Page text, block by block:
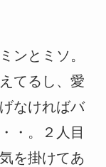
ンとミソ。
てるし、愛
なければバ
・。２人目
を掛けてあ